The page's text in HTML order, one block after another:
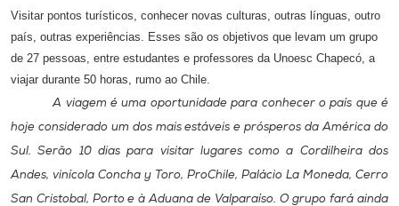
CPA
Biblioteca
Editora
Rádio
Visitar pontos turísticos, conhecer novas culturas, outras línguas, outro
país, outras experiências. Esses são os objetivos que levam um grupo
de 27 pessoas, entre estudantes e professores da Unoesc Chapecó, a
viajar durante 50 horas, rumo ao Chile.
A viagem é uma oportunidade para conhecer o país que é
hoje considerado um dos mais estáveis e prósperos da América do
Sul. Serão 10 dias para visitar lugares como a Cordilheira dos
Andes, vinícola Concha y Toro, ProChile, Palácio La Moneda, Cerro
San Cristobal, Porto e à Aduana de Valparaíso. O grupo fará ainda